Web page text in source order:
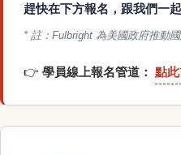
趕快在下方報名，跟我們一
* 註：Fulbright 為美國政府推動
👉 學員線上報名管道： 點